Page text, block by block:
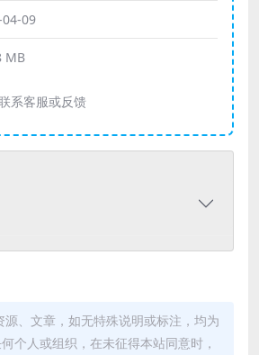
09
MB
系客服或反馈
源、文章，如无特殊说明或标注，均为
个人或组织，在未征得本站同意时，